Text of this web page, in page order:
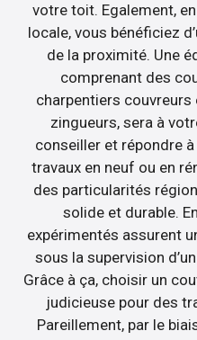
votre toit. Egalement,
locale, vous bénéficiez
de la proximité. Une
comprenant des
charpentiers
zingueurs, sera à
conseiller et répondre
travaux en neuf ou en
des particularités
solide et durable.
expérimentés assurent
sous la supervision
Grâce à ça, choisir un
judicieuse pour des
Pareillement, par le